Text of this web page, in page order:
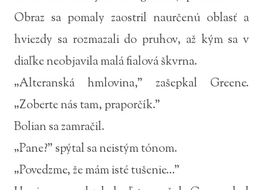
Obraz sa pomaly zaostril naurčenú oblasť a
hviezdy sa rozmazali do pruhov, až kým sa v
diaľke neobjavila malá fialová škvrna.
„Alteranská hmlovina,” zašepkal Greene.
„Zoberte nás tam, praporčík.”
Bolian sa zamračil.
„Pane?” spýtal sa neistým tónom.
„Povedzme, že mám isté tušenie...”